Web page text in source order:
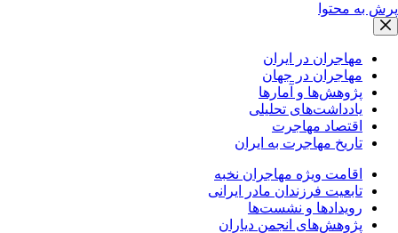
پرش به محتوا
مهاجران در ایران
مهاجران در جهان
پژوهش‌ها و آمارها
یادداشت‌های تحلیلی
اقتصاد مهاجرت
تاریخ مهاجرت به ایران
اقامت ویژه مهاجران نخبه
تابعیت فرزندان مادر ایرانی
رویدادها و نشست‌ها
پژوهش‌های انجمن دیاران